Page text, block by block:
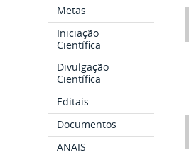
Metas
Iniciação
Científica
Divulgação
Científica
Editais
Documentos
ANAIS